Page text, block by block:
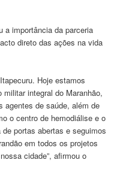
a importância da parceria
direto das ações na vida
Hoje estamos
militar integral do Maranhão,
agentes de saúde, além de
o centro de hemodiálise e o
portas abertas e seguimos
em todos os projetos
cidade”, afirmou o